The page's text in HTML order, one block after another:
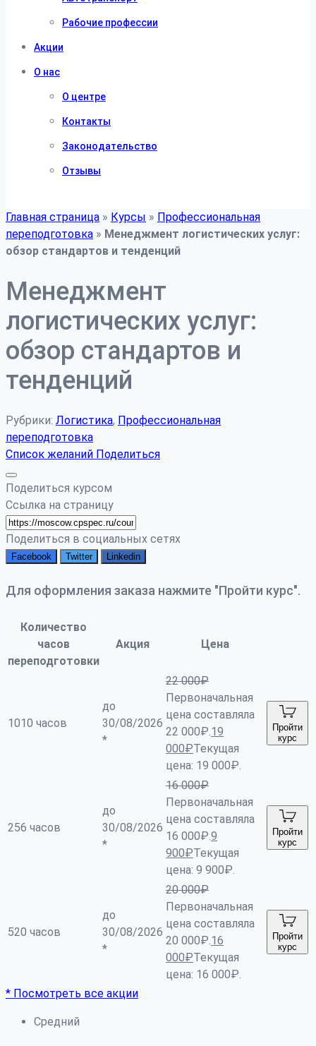
Рабочие профессии
Акции
О нас
О центре
Контакты
Законодательство
Отзывы
Главная страница » Курсы » Профессиональная
переподготовка » Менеджмент логистических услуг:
обзор стандартов и тенденций
Менеджмент
логистических услуг:
обзор стандартов и
тенденций
Рубрики: Логистика, Профессиональная
переподготовка
Список желаний Поделиться
Поделиться курсом
Ссылка на страницу
Поделиться в социальных сетях
Facebook Twitter Linkedin
Для оформления заказа нажмите "Пройти курс".
Количество
часов
переподготовки
Акция Цена
1010 часов
до
30/08/2026
*
22 000₽
Первоначальная
цена составляла
22 000₽.19
000₽Текущая
цена: 19 000₽.
Пройти
курс
256 часов
до
30/08/2026
*
16 000₽
Первоначальная
цена составляла
16 000₽.9
900₽Текущая
цена: 9 900₽.
Пройти
курс
520 часов
до
30/08/2026
*
20 000₽
Первоначальная
цена составляла
20 000₽.16
000₽Текущая
цена: 16 000₽.
Пройти
курс
* Посмотреть все акции
Средний